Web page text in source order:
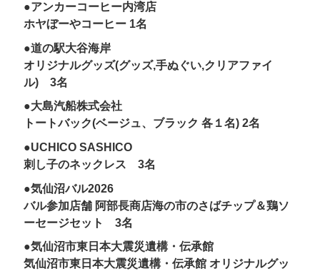
●アンカーコーヒー内湾店
ホヤぼーやコーヒー 1名
●道の駅大谷海岸
オリジナルグッズ(グッズ,手ぬぐい,クリアファイ
ル) 3名
●大島汽船株式会社
トートバック(ベージュ、ブラック 各１名) 2名
●UCHICO SASHICO
刺し子のネックレス 3名
●気仙沼バル2026
バル参加店舗 阿部長商店海の市のさばチップ＆鶏ソ
ーセージセット 3名
●気仙沼市東日本大震災遺構・伝承館
気仙沼市東日本大震災遺構・伝承館 オリジナルグッ